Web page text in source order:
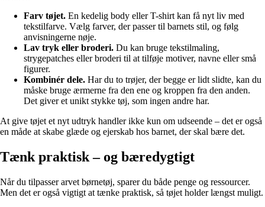
Farv tøjet. En kedelig body eller T-shirt kan få nyt liv med
tekstilfarve. Vælg farver, der passer til barnets stil, og følg
anvisningerne nøje.
Lav tryk eller broderi. Du kan bruge tekstilmaling,
strygepatches eller broderi til at tilføje motiver, navne eller små
figurer.
Kombinér dele. Har du to trøjer, der begge er lidt slidte, kan du
måske bruge ærmerne fra den ene og kroppen fra den anden.
Det giver et unikt stykke tøj, som ingen andre har.
At give tøjet et nyt udtryk handler ikke kun om udseende – det er også
en måde at skabe glæde og ejerskab hos barnet, der skal bære det.
Tænk praktisk – og bæredygtigt
Når du tilpasser arvet børnetøj, sparer du både penge og ressourcer.
Men det er også vigtigt at tænke praktisk, så tøjet holder længst muligt.